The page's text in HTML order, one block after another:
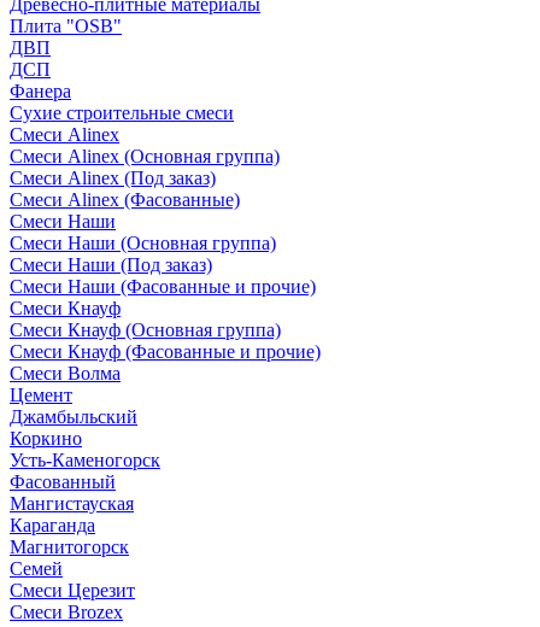
Древесно-плитные материалы
Плита "OSB"
ДВП
ДСП
Фанера
Сухие строительные смеси
Смеси Alinex
Смеси Alinex (Основная группа)
Смеси Alinex (Под заказ)
Смеси Alinex (Фасованные)
Смеси Наши
Смеси Наши (Основная группа)
Смеси Наши (Под заказ)
Смеси Наши (Фасованные и прочие)
Смеси Кнауф
Смеси Кнауф (Основная группа)
Смеси Кнауф (Фасованные и прочие)
Смеси Волма
Цемент
Джамбыльский
Коркино
Усть-Каменогорск
Фасованный
Мангистауская
Караганда
Магнитогорск
Семей
Смеси Церезит
Смеси Brozex